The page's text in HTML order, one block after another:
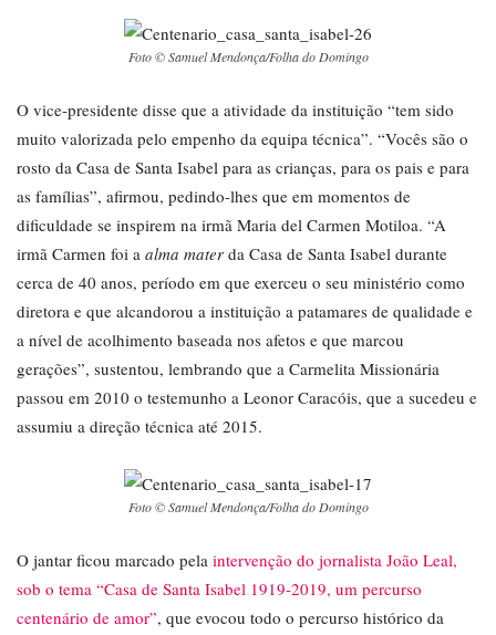
Foto © Samuel Mendonça/Folha do Domingo
O vice-presidente disse que a atividade da instituição “tem sido
muito valorizada pelo empenho da equipa técnica”. “Vocês são o
rosto da Casa de Santa Isabel para as crianças, para os pais e para
as famílias”, afirmou, pedindo-lhes que em momentos de
dificuldade se inspirem na irmã Maria del Carmen Motiloa. “A
irmã Carmen foi a alma mater da Casa de Santa Isabel durante
cerca de 40 anos, período em que exerceu o seu ministério como
diretora e que alcandorou a instituição a patamares de qualidade e
a nível de acolhimento baseada nos afetos e que marcou
gerações”, sustentou, lembrando que a Carmelita Missionária
passou em 2010 o testemunho a Leonor Caracóis, que a sucedeu e
assumiu a direção técnica até 2015.
Foto © Samuel Mendonça/Folha do Domingo
O jantar ficou marcado pela intervenção do jornalista João Leal,
sob o tema “Casa de Santa Isabel 1919-2019, um percurso
centenário de amor”, que evocou todo o percurso histórico da